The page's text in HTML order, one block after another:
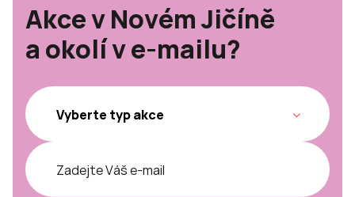
Akce v Novém Jičíně
a okolí v e-mailu?